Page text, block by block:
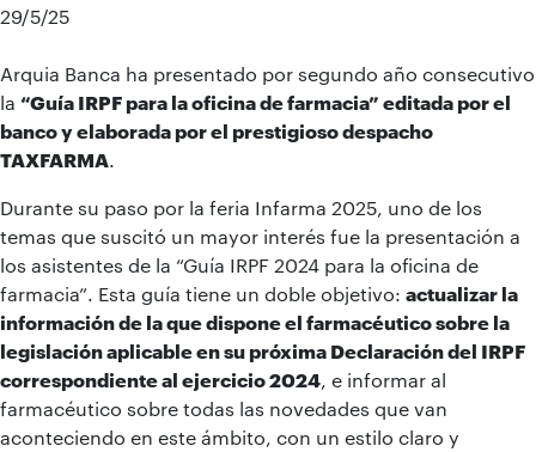
29/5/25
Arquia Banca ha presentado por segundo año consecutivo
la “Guía IRPF para la oficina de farmacia” editada por el
banco y elaborada por el prestigioso despacho
TAXFARMA
Durante su paso por la feria Infarma 2025, uno de los
temas que suscitó un mayor interés fue la presentación a
los asistentes de la “Guía IRPF 2024 para la oficina de
farmacia”. Esta guía tiene un doble objetivo: actualizar la
información de la que dispone el farmacéutico sobre la
legislación aplicable en su próxima Declaración del IRPF
correspondiente al ejercicio 2024 , e informar al
farmacéutico sobre todas las novedades que van
aconteciendo en este ámbito, con un estilo claro y